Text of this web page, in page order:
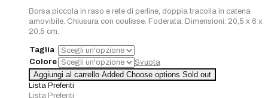
originale
era:
attuale
è:
Borsa piccola in raso e rete di perline, doppia tracolla in catena
amovibile. Chiusura con coulisse. Foderata. Dimensioni: 20,5 x 6 x
20,5 cm.
Taglia
Colore
Svuota
Aggiungi al carrello Added Choose options Sold out
Lista Preferiti
Lista Preferiti